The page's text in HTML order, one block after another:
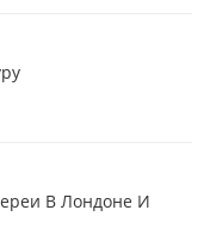
В Лондоне И